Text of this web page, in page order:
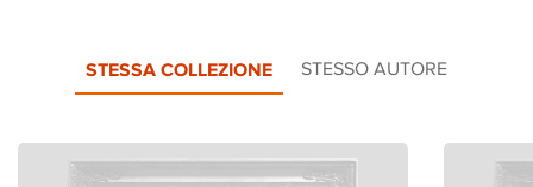
STESSA COLLEZIONE STESSO AUTORE